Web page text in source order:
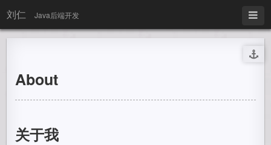
刘仁 Java后端开发
About
关于我